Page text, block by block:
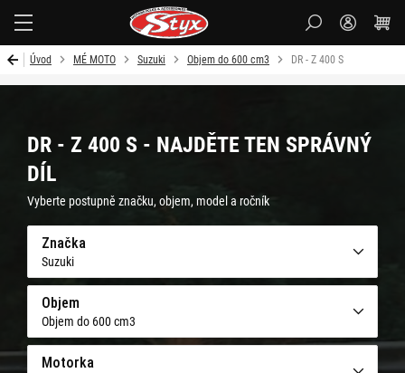
Úvod MÉ MOTO Suzuki Objem do 600 cm3 DR - Z 400 S
DR - Z 400 S - NAJDĚTE TEN SPRÁVNÝ
DÍL
Vyberte postupně značku, objem, model a ročník
Značka
Suzuki
Objem
Objem do 600 cm3
Motorka